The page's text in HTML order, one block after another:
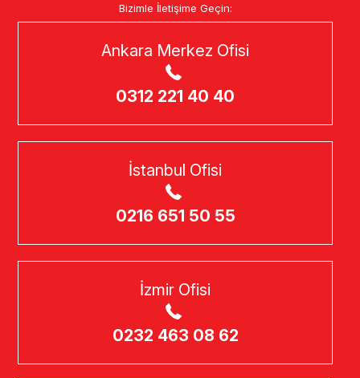
Bizimle İletişime Geçin:
Ankara Merkez Ofisi
0312 221 40 40
İstanbul Ofisi
0216 651 50 55
İzmir Ofisi
0232 463 08 62